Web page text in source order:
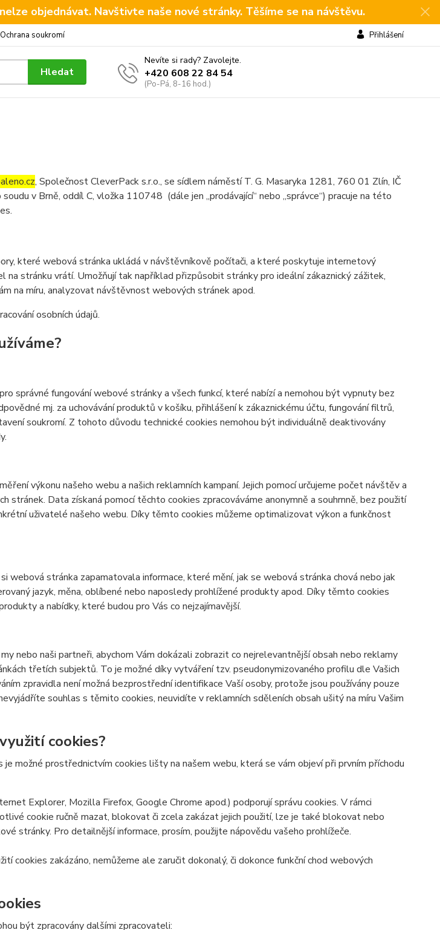
objednávat. Navštivte naše nové stránky. Těšíme se na návštěvu.
Ochrana soukromí Přihlášení
Hledat
Nevíte si rady? Zavolejte.
+420 608 22 84 54
(Po-Pá, 8-16 hod.)
, Společnost CleverPack s.r.o., se sídlem náměstí T. G. Masaryka 1281, 760 01 Zlín, IČ
v Brně, oddíl C, vložka 110748 (dále jen „prodávající“ nebo „správce“) pracuje na této
které webová stránka ukládá v návštěvníkově počítači, a které poskytuje internetový
na stránku vrátí. Umožňují tak například přizpůsobit stránky pro ideální zákaznický zážitek,
na míru, analyzovat návštěvnost webových stránek apod.
osobních údajů.
správné fungování webové stránky a všech funkcí, které nabízí a nemohou být vypnuty bez
mj. za uchovávání produktů v košíku, přihlášení k zákaznickému účtu, fungování filtrů,
soukromí. Z tohoto důvodu technické cookies nemohou být individuálně deaktivovány
výkonu našeho webu a našich reklamních kampaní. Jejich pomocí určujeme počet návštěv a
stránek. Data získaná pomocí těchto cookies zpracováváme anonymně a souhrnně, bez použití
uživatelé našeho webu. Díky těmto cookies můžeme optimalizovat výkon a funkčnost
webová stránka zapamatovala informace, které mění, jak se webová stránka chová nebo jak
jazyk, měna, oblíbené nebo naposledy prohlížené produkty apod. Díky těmto cookies
a nabídky, které budou pro Vás co nejzajímavější.
nebo naši partneři, abychom Vám dokázali zobrazit co nejrelevantnější obsah nebo reklamy
třetích subjektů. To je možné díky vytváření tzv. pseudonymizovaného profilu dle Vašich
zpravidla není možná bezprostřední identifikace Vaší osoby, protože jsou používány pouze
souhlas s těmito cookies, neuvidíte v reklamních sděleních obsah ušitý na míru Vašim
cookies?
možné prostřednictvím cookies lišty na našem webu, která se vám objeví při prvním příchodu
Explorer, Mozilla Firefox, Google Chrome apod.) podporují správu cookies. V rámci
cookie ručně mazat, blokovat či zcela zakázat jejich použití, lze je také blokovat nebo
stránky. Pro detailnější informace, prosím, použijte nápovědu vašeho prohlížeče.
cookies zakázáno, nemůžeme ale zaručit dokonalý, či dokonce funkční chod webových
být zpracovány dalšími zpracovateli: